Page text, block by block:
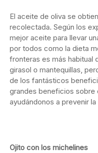
El aceite de oliva se
recolectada. Según los
mejor aceite para llevar
por todos como la dieta
fronteras es más habitual
girasol o mantequillas,
de los fantásticos
grandes beneficios sobre
ayudándonos a prevenir
Ojito con los michelines